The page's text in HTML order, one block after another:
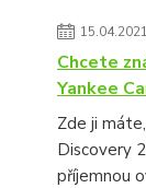
15.04.2021
Chcete
Yankee
Zde ji
Discovery
příjemnou